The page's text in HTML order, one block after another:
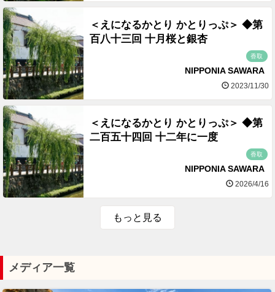
＜えになるかとり かとりっぷ＞ ◆第
百八十三回 十月桜と銀杏
香取
NIPPONIA SAWARA
2023/11/30
＜えになるかとり かとりっぷ＞ ◆第
二百五十四回 十二年に一度
香取
NIPPONIA SAWARA
2026/4/16
もっと見る
メディア一覧